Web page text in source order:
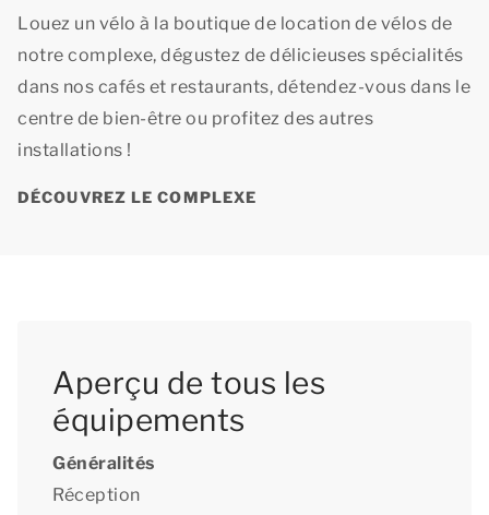
Louez un vélo à la boutique de location de vélos de
notre complexe, dégustez de délicieuses spécialités
dans nos cafés et restaurants, détendez-vous dans le
centre de bien-être ou profitez des autres
installations !
DÉCOUVREZ LE COMPLEXE
Aperçu de tous les
équipements
Généralités
Réception